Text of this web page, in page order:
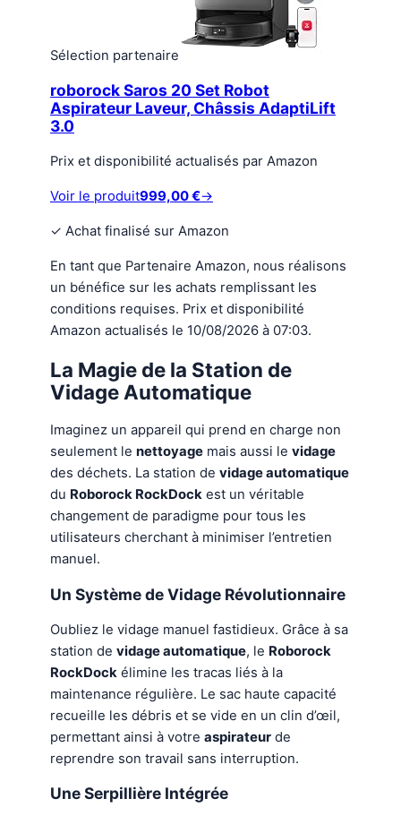
Sélection partenaire
roborock Saros 20 Set Robot
Aspirateur Laveur, Châssis AdaptiLift
3.0
Prix et disponibilité actualisés par Amazon
Voir le produit999,00 €→
✓ Achat finalisé sur Amazon
En tant que Partenaire Amazon, nous réalisons
un bénéfice sur les achats remplissant les
conditions requises. Prix et disponibilité
Amazon actualisés le 10/08/2026 à 07:03.
La Magie de la Station de
Vidage Automatique
Imaginez un appareil qui prend en charge non
seulement le nettoyage mais aussi le vidage
des déchets. La station de vidage automatique
du Roborock RockDock est un véritable
changement de paradigme pour tous les
utilisateurs cherchant à minimiser l’entretien
manuel.
Un Système de Vidage Révolutionnaire
Oubliez le vidage manuel fastidieux. Grâce à sa
station de vidage automatique, le Roborock
RockDock élimine les tracas liés à la
maintenance régulière. Le sac haute capacité
recueille les débris et se vide en un clin d’œil,
permettant ainsi à votre aspirateur de
reprendre son travail sans interruption.
UneSerpillière Intégrée